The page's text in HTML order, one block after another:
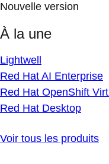
Nouvelle version
À la une
Lightwell
Red Hat AI Enterprise
Red Hat OpenShift
Red Hat Desktop
Voir tous les produits